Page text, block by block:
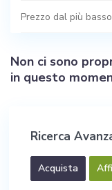
Prezzo dal più
Non ci sono
in questo
Ricerca
Acquista